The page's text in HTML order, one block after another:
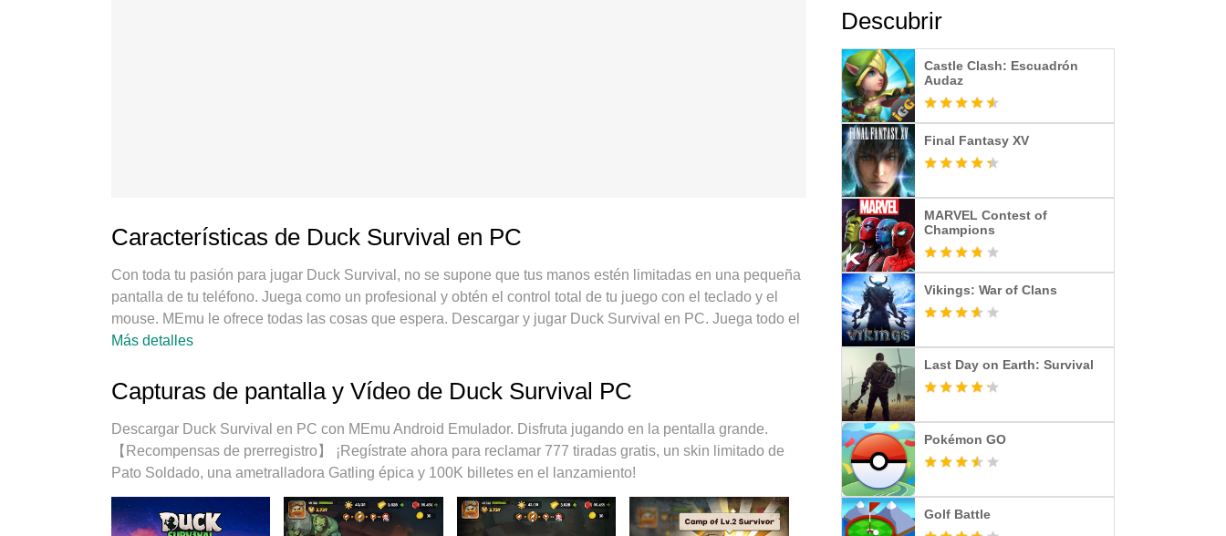
Características de Duck Survival en PC
Con toda tu pasión para jugar Duck Survival, no se supone que tus manos estén limitadas en una pequeña
pantalla de tu teléfono. Juega como un profesional y obtén el control total de tu juego con el teclado y el
mouse. MEmu le ofrece todas las cosas que espera. Descargar y jugar Duck Survival en PC. Juega todo el
tiempo que quieras, sin más limitaciones de batería, datos móviles y llamadas molestas. El nuevo MEmu 9
sistema de keymapping preestablecido convierte a Duck Survival en un verdadero juego de PC. Codificado
con nuestra absorción, el administrador de instancias múltiples hace posible jugar 2 o más cuentas en el
mismo dispositivo. Y lo más importante, nuestro exclusivo motor de emulación puede liberar todo el
potencial de su PC, hacer que todo sea más fluido. Nos importa no solo cómo juegas, sino también todo el
proceso de disfrutar de la felicidad de los juegos.
Más detalles
Capturas de pantalla y Vídeo de Duck Survival PC
Descargar Duck Survival en PC con MEmu Android Emulador. Disfruta jugando en la pentalla grande.
【Recompensas de prerregistro】 ¡Regístrate ahora para reclamar 777 tiradas gratis, un skin limitado de
Pato Soldado, una ametralladora Gatling épica y 100K billetes en el lanzamiento!
Descubrir
Castle Clash: Escuadrón
Audaz
Final Fantasy XV
MARVEL Contest of
Champions
Vikings: War of Clans
Last Day on Earth: Survival
Pokémon GO
Golf Battle